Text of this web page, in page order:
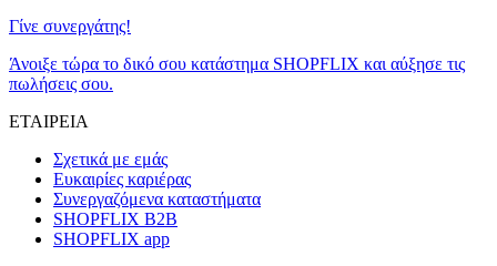
Γίνε συνεργάτης!
Άνοιξε τώρα το δικό σου κατάστημα SHOPFLIX και αύξησε τις
πωλήσεις σου.
ΕΤΑΙΡΕΙΑ
Σχετικά με εμάς
Ευκαιρίες καριέρας
Συνεργαζόμενα καταστήματα
SHOPFLIX B2B
SHOPFLIX app